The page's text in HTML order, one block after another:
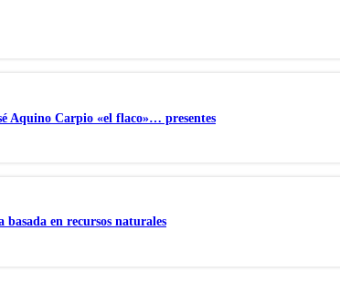
Aquino Carpio «el flaco»… presentes
en recursos naturales